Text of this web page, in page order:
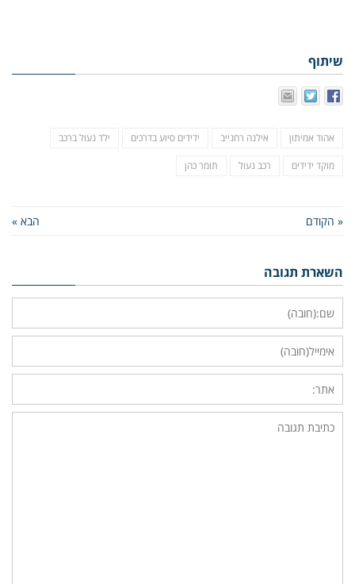
שיתוף
אהוד אמיתון אילנה רחנייב ידידים סיוע בדרכים ילד נעול ברכב
מוקד ידידים רכב נעול תומר כהן
« הקודם הבא »
השארת תגובה